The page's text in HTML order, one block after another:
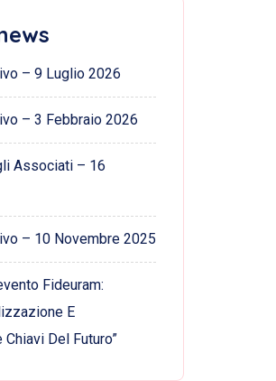
– 9 Luglio 2026
– 3 Febbraio 2026
Associati – 16
– 10 Novembre 2025
Fideuram:
E
Del Futuro”